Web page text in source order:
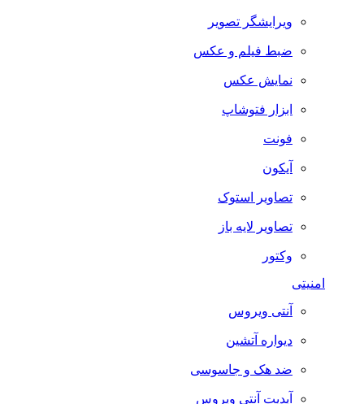
ویرایشگر تصویر
ضبط فيلم و عكس
نمایش عکس
ابزار فتوشاپ
فونت
آیکون
تصاویر استوک
تصاویر لایه باز
وکتور
آنتی ویروس
دیواره آتشین
ضد هک و جاسوسی
آپدیت آنتی ویروس